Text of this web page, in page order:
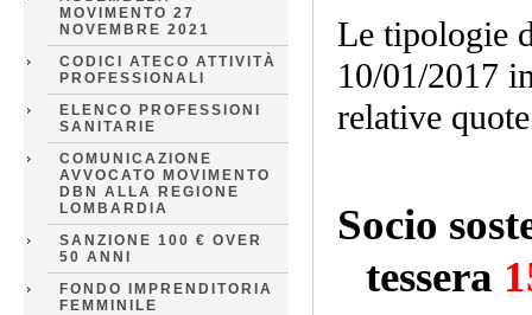
MOVIMENTO 27
NOVEMBRE 2021
CODICI ATECO ATTIVITÀ
PROFESSIONALI
ELENCO PROFESSIONI
SANITARIE
COMUNICAZIONE
AVVOCATO MOVIMENTO
DBN ALLA REGIONE
LOMBARDIA
SANZIONE 100 € OVER
50 ANNI
FONDO IMPRENDITORIA
FEMMINILE
Le tipologie
10/01/2017
relative
Socio
tessera